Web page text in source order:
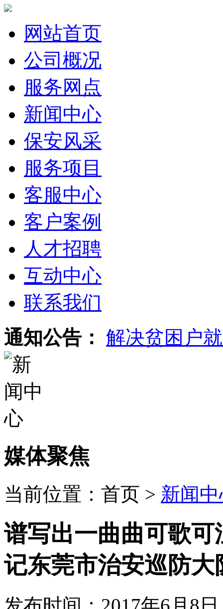
网站首页
公司概况
服务网点
新闻中心
保安风采
服务项目
客服中心
客户案例
人才招聘
互动中心
联系我们
通知公告： 解决贫困户
媒体聚焦
当前位置： 首页 > 新闻
谱写出一曲曲可歌
记东莞市治安巡防大